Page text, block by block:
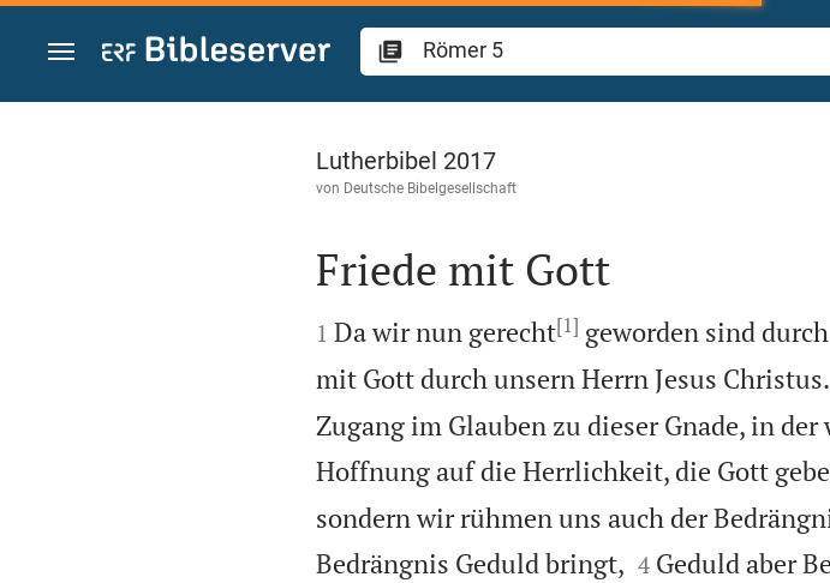
Zum Inhalt springen
Römer 5
Lutherbibel 2017
von Deutsche Bibelgesellschaft

Friede mit Gott

1 Da wir nun gerecht[1] geworden sind
mit Gott durch unsern Herrn Jesus Christus.
Zugang im Glauben zu dieser Gnade, in
Hoffnung auf die Herrlichkeit, die Gott
sondern wir rühmen uns auch der
Bedrängnis Geduld bringt,
4 Geduld aber